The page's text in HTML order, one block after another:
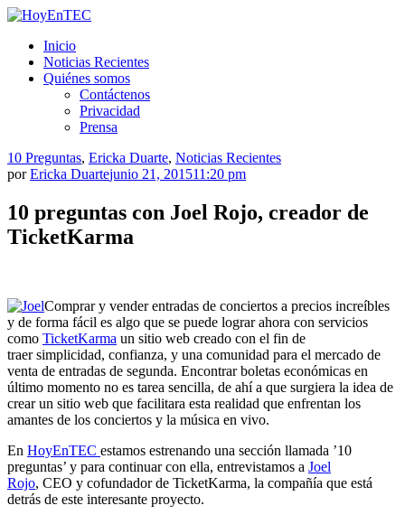
Saltar
contenido.
Inicio
Noticias Recientes
Quiénes somos
Contáctenos
Privacidad
Prensa
10 Preguntas, Ericka Duarte, Noticias Recientes
porEricka Duartejunio 21, 201511:20 pm
10 preguntas con Joel Rojo, creador de
TicketKarma
Comprar y vender entradas de conciertos a precios increíbles
y de forma fácil es algo que se puede lograr ahora con servicios
como TicketKarma un sitio web creado con el fin de
traer simplicidad, confianza, y una comunidad para el mercado de
venta de entradas de segunda. Encontrar boletas económicas en
último momento no es tarea sencilla, de ahí a que surgiera la idea de
crear un sitio web que facilitara esta realidad que enfrentan los
amantes de los conciertos y la música en vivo.
En HoyEnTEC estamos estrenando una sección llamada ’10
preguntas’ y para continuar con ella, entrevistamos a Joel
Rojo, CEO y cofundador de TicketKarma, la compañía que está
detrás de este interesante proyecto.